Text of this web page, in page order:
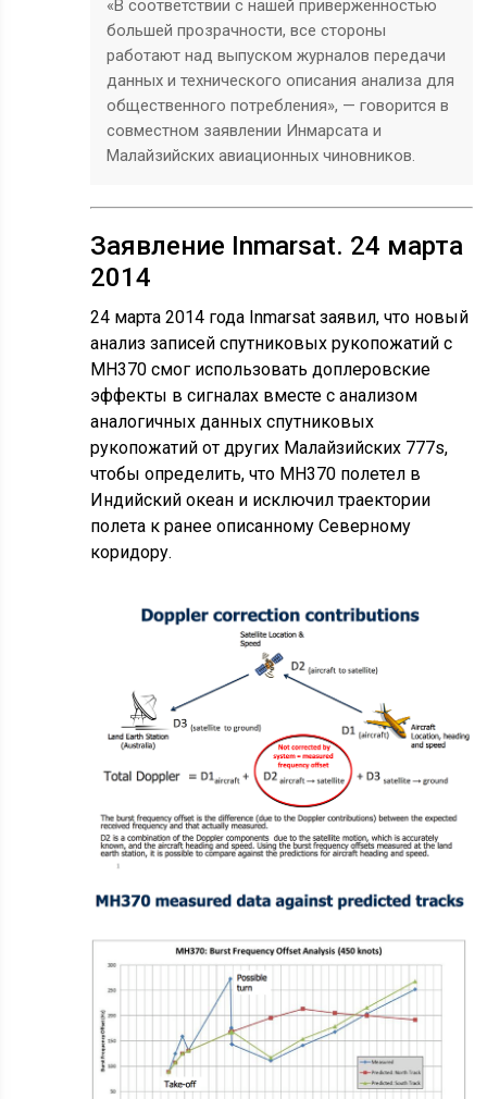
«В соответствии с нашей приверженностью
большей прозрачности, все стороны
работают над выпуском журналов передачи
данных и технического описания анализа для
общественного потребления», — говорится в
совместном заявлении Инмарсата и
Малайзийских авиационных чиновников.
Заявление Inmarsat. 24 марта
2014
24 марта 2014 года Inmarsat заявил, что новый
анализ записей спутниковых рукопожатий с
MH370 смог использовать доплеровские
эффекты в сигналах вместе с анализом
аналогичных данных спутниковых
рукопожатий от других Малайзийских 777s,
чтобы определить, что MH370 полетел в
Индийский океан и исключил траектории
полета к ранее описанному Северному
коридору.